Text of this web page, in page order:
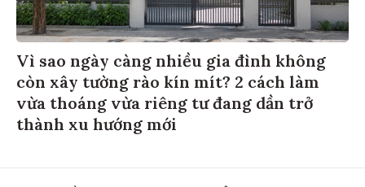
Vì sao ngày càng nhiều gia đình không
còn xây tường rào kín mít? 2 cách làm
vừa thoáng vừa riêng tư đang dần trở
thành xu hướng mới